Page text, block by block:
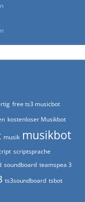
free ts3 musicbot
kostenloser Musikbot
musik musikbot
scriptsprache
soundboard teamspea 3
ts3soundboard tsbot